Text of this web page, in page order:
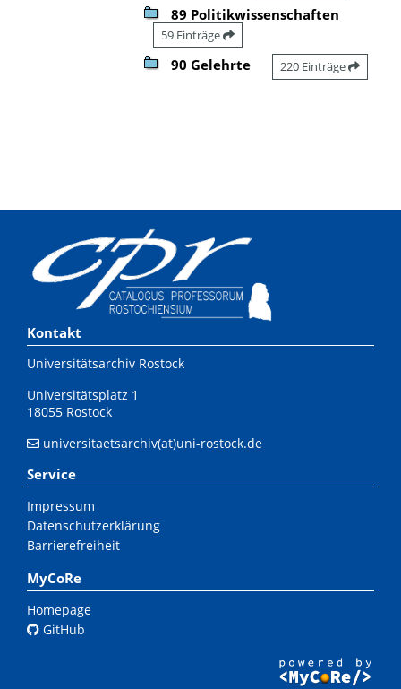
89 Politikwissenschaften
59 Einträge
90 Gelehrte 220 Einträge
Kontakt
Universitätsarchiv Rostock
Universitätsplatz 1
18055 Rostock
universitaetsarchiv(at)uni-rostock.de
Service
Impressum
Datenschutzerklärung
Barrierefreiheit
MyCoRe
Homepage
GitHub